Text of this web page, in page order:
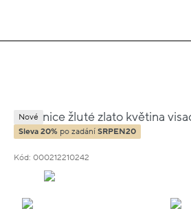
Náušnice žluté zlato květina
1.7g
Kód: 000212210242
Nové
Sleva 20% po zadání SRPEN20